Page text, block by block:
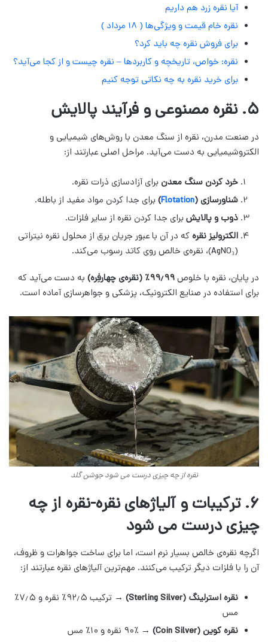
آیا نقره زرد هم داریم
نقره خام قیمت و ویژگی‌ها ( 18 مرداد )
برای فروش نقره چه باید کرد؟
نقره: خواص، تاریخچه و کاربردها – نقره چیست و از کجا می‌آید؟
برای خرید نقره به چه نکاتی توجه کنیم
۵. نقره مصنوعی و فرآیند پالایش
در صنعت مدرن، نقره از سنگ معدن با روش‌های شیمیایی و
الکتروشیمیایی به دست می‌آید. مراحل اصلی عبارتند از:
خرد کردن سنگ معدن برای آزادسازی ذرات نقره.
شناورسازی (Flotation
)برای جدا کردن مواد مفید از باطله.
ذوب و پالایشبرای جدا کردن نقره از سایر فلزات.
الکترولیز نقره که در آن با عبور جریان برق از محلول نقره نیتراتی
(AgNO₃)، نقره‌ی خالص روی کاتد رسوب می‌کند.
در پایان، نقره با خلوص۹۹٫۹۹٪ (نقره‌ی چهارفِره)
به دست می‌آید که
برای استفاده در صنایع الکترونیک، پزشکی و جواهرسازی آماده است.
نقره از چه چیزی درست می شود جوشن گلد
۶. ترکیبات و آلیاژهای نقره-نقره از چه
چیزی درست می شود
اگرچه نقره‌ی خالص بسیار نرم است، اما برای ساخت جواهرات و ظروف،
آن را با فلزات دیگر ترکیب می‌کنند. مهم‌ترین آلیاژهای نقره عبارتند از:
نقره استرلینگ (Sterling Silver)
→ ترکیب ۹۲٫۵٪ نقره و ۷٫۵٪
مس
نقره کوین (Coin Silver)
→ ۹۰٪ نقره و ۱۰٪ مس